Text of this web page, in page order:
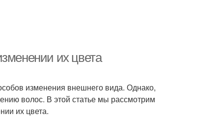
их цвета
изменения внешнего вида. Однако,
волос. В этой статье мы рассмотрим
их цвета.